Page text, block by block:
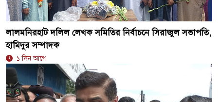
লালমনিরহাট দলিল লেখক সমিতির নির্বাচনে সিরাজুল সভাপতি,
হামিদুর সম্পাদক
১ দিন আগে